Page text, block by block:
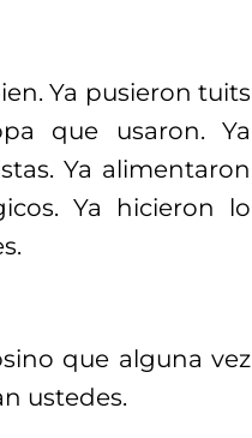
Ya pusieron tuits
que usaron. Ya
Ya alimentaron
Ya hicieron lo
que alguna vez
ustedes.